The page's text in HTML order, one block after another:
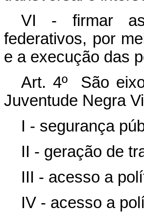
VI - firmar as
federativos, por
e a execução das
Art. 4º São
Juventude Negra
I - segurança
II - geração de
III - acesso a
IV - acesso a